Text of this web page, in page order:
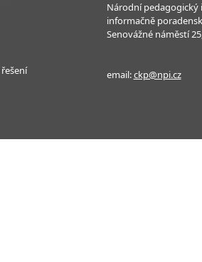
Národní
informačně
Senovážné náměstí
email:ckp@npi.cz